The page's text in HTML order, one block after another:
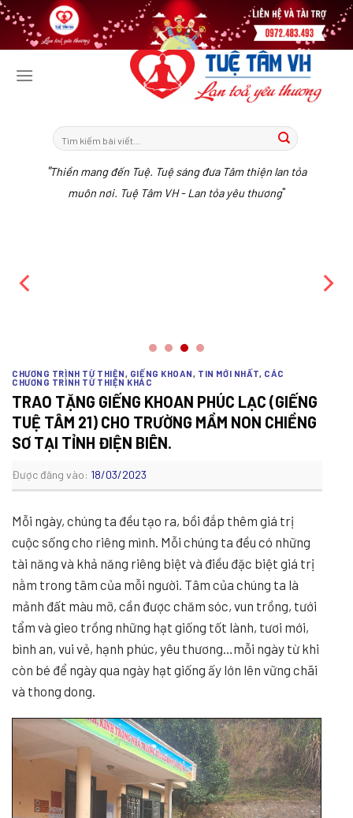
Tiếp
tục
tới
"Thiền mang đến Tuệ. Tuệ sáng đưa Tâm thiện lan tỏa
muôn nơi. Tuệ Tâm VH - Lan tỏa yêu thương"
CHƯƠNG TRÌNH TỪ THIỆN, GIẾNG KHOAN, TIN MỚI NHẤT, CÁC
CHƯƠNG TRÌNH TỪ THIỆN KHÁC
TRAO TẶNG GIẾNG KHOAN PHÚC LẠC (GIẾNG
TUỆ TÂM 21) CHO TRƯỜNG MẦM NON CHIỀNG
SƠ TẠI TỈNH ĐIỆN BIÊN.
Được đăng vào: 18/03/2023
Mỗi ngày, chúng ta đều tạo ra, bồi đắp thêm giá trị
cuộc sống cho riêng mình. Mỗi chúng ta đều có những
tài năng và khả năng riêng biệt và điều đặc biệt giá trị
nằm trong tâm của mỗi người. Tâm của chúng ta là
mảnh đất màu mỡ, cần được chăm sóc, vun trồng, tưới
tẩm và gieo trồng những hạt giống tốt lành, tươi mới,
bình an, vui vẻ, hạnh phúc, yêu thương…mỗi ngày từ khi
còn bé để ngày qua ngày hạt giống ấy lớn lên vững chãi
và thong dong.